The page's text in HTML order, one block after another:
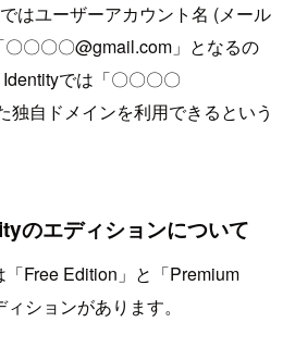
はユーザーアカウント名 (メール
〇〇〇@gmail.com」となるの
では「〇〇〇〇
独自ドメインを利用できるという
のエディションについて
Free Edition」と「Premium
ションがあります。